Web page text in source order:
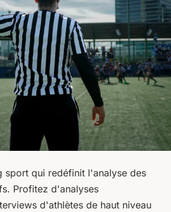
sport qui redéfinit l'analyse des
Profitez d'analyses
d'athlètes de haut niveau